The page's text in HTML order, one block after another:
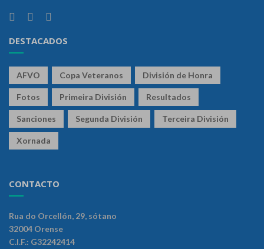
DESTACADOS
AFVO Copa Veteranos División de Honra
Fotos Primeira División Resultados
Sanciones Segunda División Terceira División
Xornada
CONTACTO
Rua do Orcellón, 29, sótano
32004 Orense
C.I.F.: G32242414